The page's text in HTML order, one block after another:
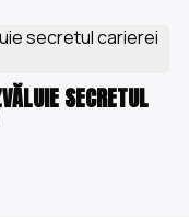
SECRETUL